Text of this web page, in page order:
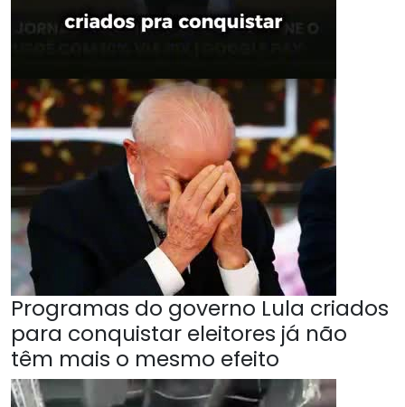
Programas do governo Lula criados
para conquistar eleitores já não
têm mais o mesmo efeito